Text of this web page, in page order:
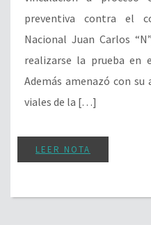
preventiva contra el
Nacional Juan Carlos
realizarse la prueba en
Además amenazó con
viales de la […]
LEER NOTA